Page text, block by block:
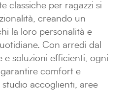
classiche per ragazzi si
creando un
la loro personalità e
Con arredi dal
e soluzioni efficienti, ogni
comfort e
studio accoglienti, aree